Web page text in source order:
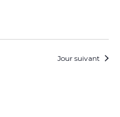
Jour suivant